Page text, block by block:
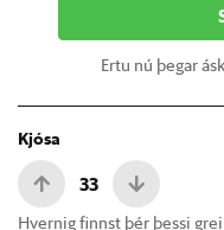
Ertu nú þegar
Kjósa
33
Hvernig finnst þér þessi